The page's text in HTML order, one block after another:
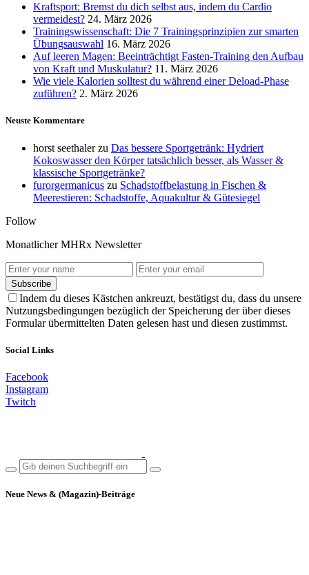
Kraftsport: Bremst du dich selbst aus, indem du Cardio
vermeidest? 24. März 2026
Trainingswissenschaft: Die 7 Trainingsprinzipien zur smarten
Übungsauswahl 16. März 2026
Auf leeren Magen: Beeinträchtigt Fasten-Training den Aufbau
von Kraft und Muskulatur? 11. März 2026
Wie viele Kalorien solltest du während einer Deload-Phase
zuführen? 2. März 2026
Neuste Kommentare
horst seethalerzu Das bessere Sportgetränk: Hydriert
Kokoswasser den Körper tatsächlich besser, als Wasser &
klassische Sportgetränke?
furorgermanicus zu Schadstoffbelastung in Fischen &
Meerestieren: Schadstoffe, Aquakultur & Gütesiegel
Follow
Monatlicher MHRx Newsletter
Subscribe
Indem du dieses Kästchen ankreuzt, bestätigst du, dass du unsere
Nutzungsbedingungen bezüglich der Speicherung der über dieses
Formular übermittelten Daten gelesen hast und diesen zustimmst.
Social Links
Facebook
Instagram
Twitch
Neue News & (Magazin)-Beiträge